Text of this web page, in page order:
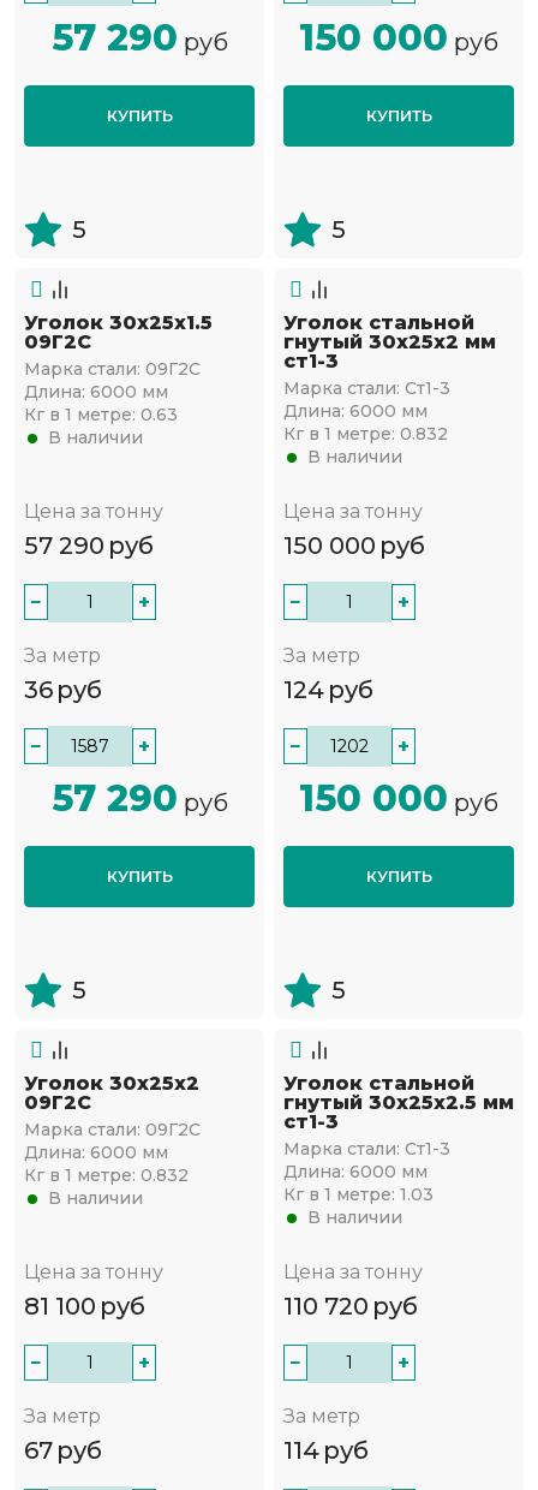
57 290 руб
КУПИТЬ
5
150 000 руб
КУПИТЬ
5
Уголок 30х25х1.5
09Г2С
Марка стали: 09Г2С
Длина: 6000 мм
Кг в 1 метре: 0.63
В наличии
Цена за тонну
57 290 руб
− +
За метр
36 руб
− +
57 290 руб
КУПИТЬ
5
Уголок стальной
гнутый 30х25x2 мм
ст1-3
Марка стали: Ст1-3
Длина: 6000 мм
Кг в 1 метре: 0.832
В наличии
Цена за тонну
150 000 руб
− +
За метр
124 руб
− +
150 000 руб
КУПИТЬ
5
Уголок 30х25х2
09Г2С
Марка стали: 09Г2С
Длина: 6000 мм
Кг в 1 метре: 0.832
В наличии
Цена за тонну
81 100 руб
− +
За метр
67 руб
Уголок стальной
гнутый 30х25x2.5 мм
ст1-3
Марка стали: Ст1-3
Длина: 6000 мм
Кг в 1 метре: 1.03
В наличии
Цена за тонну
110 720 руб
− +
За метр
114 руб